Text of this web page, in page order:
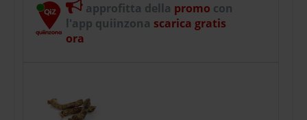
approfitta della promo con
l'app quiinzona scarica gratis
ora